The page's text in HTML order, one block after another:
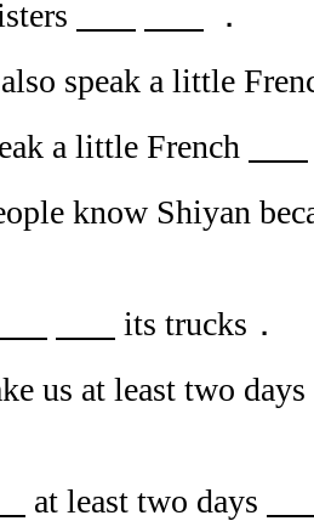
．
speak a little
a little French
know Shiyan
its trucks．
us at least two
at least two days